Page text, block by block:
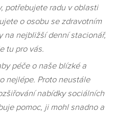
potřebujete radu v oblasti
o osobu se zdravotním
na nejbližší denní stacionář,
tu pro vás.
péče o naše blízké a
nejlépe. Proto neustále
nabídky sociálních
pomoc, ji mohl snadno a